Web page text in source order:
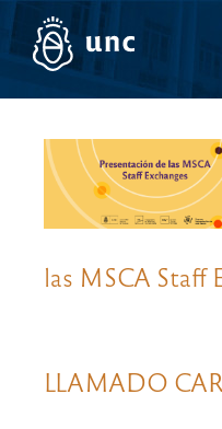
Pasar
contenido
las MSCA Staff
LLAMADO